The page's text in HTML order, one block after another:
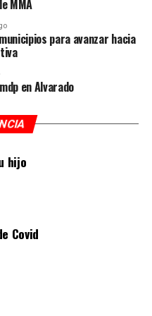
MMA
para avanzar hacia
en Alvarado
hijo
Covid